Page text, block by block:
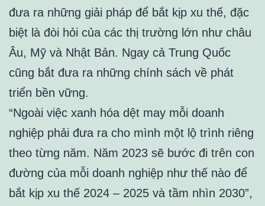
đưa ra những giải pháp để bắt kịp xu thế, đặc
biệt là đòi hỏi của các thị trường lớn như châu
Âu, Mỹ và Nhật Bản. Ngay cả Trung Quốc
cũng bắt đưa ra những chính sách về phát
triển bền vững.
“Ngoài việc xanh hóa dệt may mỗi doanh
nghiệp phải đưa ra cho mình một lộ trình riêng
theo từng năm. Năm 2023 sẽ bước đi trên con
đường của mỗi doanh nghiệp như thế nào để
bắt kịp xu thế 2024 – 2025 và tầm nhìn 2030”,